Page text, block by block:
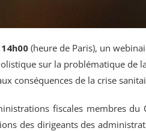
(heure de Paris), un
sur la problématique
conséquences de la crise
fiscales membres
des dirigeants des